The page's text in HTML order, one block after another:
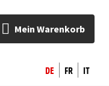
Mein Warenkorb
DE FR IT